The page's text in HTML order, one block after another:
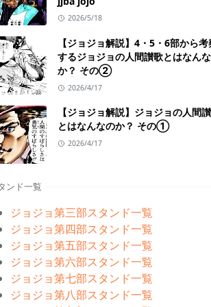
2026/5/18
【ジョジョ解説】4・5・6部から考
するジョジョの人間讃歌とはなん
か？ その②
2026/4/17
【ジョジョ解説】ジョジョの人間
とはなんなのか？ その①
2026/4/17
ンド一覧
ジョジョ第三部スタンド一覧
ジョジョ第四部スタンド一覧
ジョジョ第五部スタンド一覧
ジョジョ第六部スタンド一覧
ジョジョ第七部スタンド一覧
ジョジョ第八部スタンド一覧